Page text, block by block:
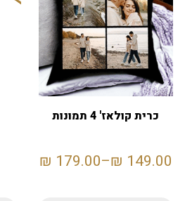
כרית קולאז' 4 תמונות
149.00
₪
–
179.00
₪